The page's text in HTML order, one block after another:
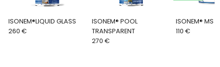
ISONEM®LIQUID GLASS
260 €
ISONEM® POOL
TRANSPARENT
270 €
ISONEM® MS
110 €